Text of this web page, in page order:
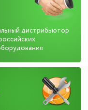
дистрибьютор